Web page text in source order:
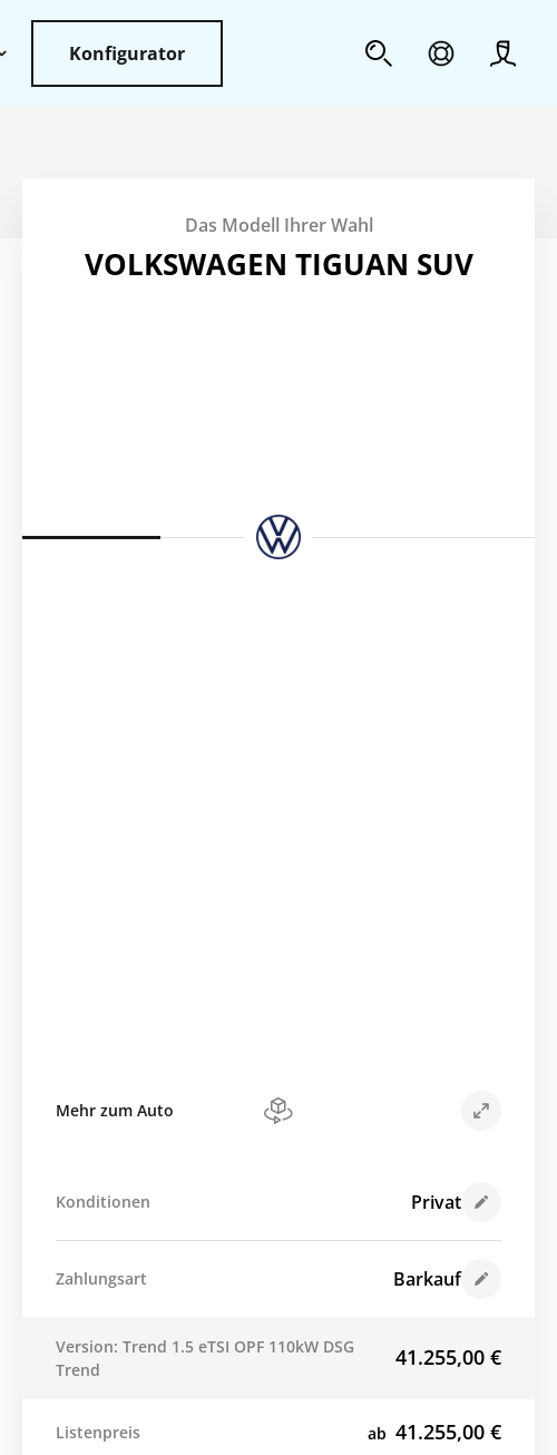
Konfigurator
Weiteres
Das Modell Ihrer Wahl
VOLKSWAGEN TIGUAN SUV
Mehr zum Auto
Konditionen Privat
Zahlungsart Barkauf
Version: Trend 1.5 eTSI OPF 110kW DSG
Trend
41.255,00 €
Listenpreis ab 41.255,00 €